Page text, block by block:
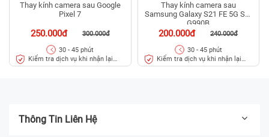
Thay kính camera sau Google
Pixel 7
250.000đ 300.000đ
30 - 45 phút
Kiểm tra dịch vụ khi nhận lại
máy
Thay kính camera sau
Samsung Galaxy S21 FE 5G SM
G990B
200.000đ 240.000đ
30 - 45 phút
Kiểm tra dịch vụ khi nhận lại
máy
Thông Tin Liên Hệ